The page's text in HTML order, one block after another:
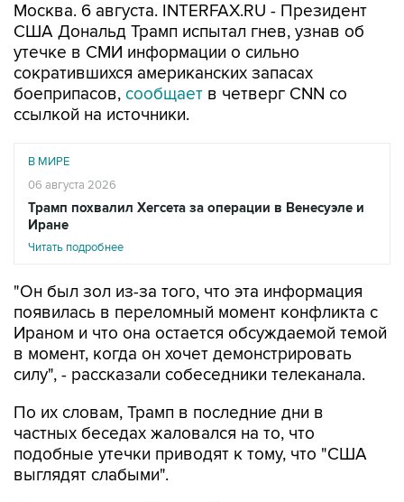
Москва. 6 августа. INTERFAX.RU - Президент
США Дональд Трамп испытал гнев, узнав об
утечке в СМИ информации о сильно
сократившихся американских запасах
боеприпасов, сообщает в четверг CNN со
ссылкой на источники.
В МИРЕ
06 августа 2026
Трамп похвалил Хегсета за операции в Венесуэле и
Иране
Читать подробнее
"Он был зол из-за того, что эта информация
появилась в переломный момент конфликта с
Ираном и что она остается обсуждаемой темой
в момент, когда он хочет демонстрировать
силу", - рассказали собеседники телеканала.
По их словам, Трамп в последние дни в
частных беседах жаловался на то, что
подобные утечки приводят к тому, что "США
выглядят слабыми".